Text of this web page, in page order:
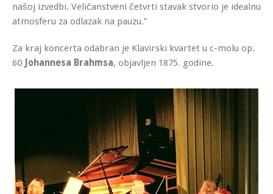
našoj izvedbi. Veličanstveni četvrti stavak stvorio je idealnu
atmosferu za odlazak na pauzu.”
Za kraj koncerta odabran je Klavirski kvartet u c-molu op.
60
Johannesa Brahmsa, objavljen 1875. godine.